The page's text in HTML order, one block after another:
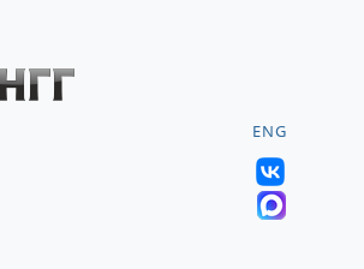
ENG